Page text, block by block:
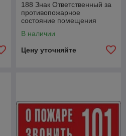
188 Знак Ответственный за
противопожарное
состояние помещения
В наличии
Цену уточняйте